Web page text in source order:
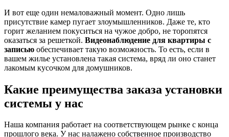
И вот еще один немаловажный момент. Одно лишь
присутствие камер пугает злоумышленников. Даже те, кто
горит желанием покуситься на чужое добро, не торопятся
оказаться за решеткой. Видеонаблюдение для квартиры с
записью обеспечивает такую возможность. То есть, если в
вашем жилье установлена такая система, вряд ли оно станет
лакомым кусочком для домушников.
Какие преимущества заказа установки
системы у нас
Наша компания работает на соответствующем рынке с конца
прошлого века. У нас налажено собственное производство